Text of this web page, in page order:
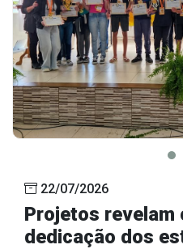
22/07/2026
Projetos revelam
dedicação dos